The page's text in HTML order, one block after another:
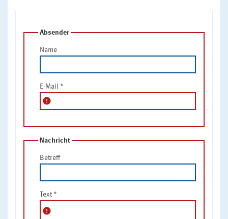
Absender
Name
E-Mail *
error
Nachricht
Betreff
Text *
error